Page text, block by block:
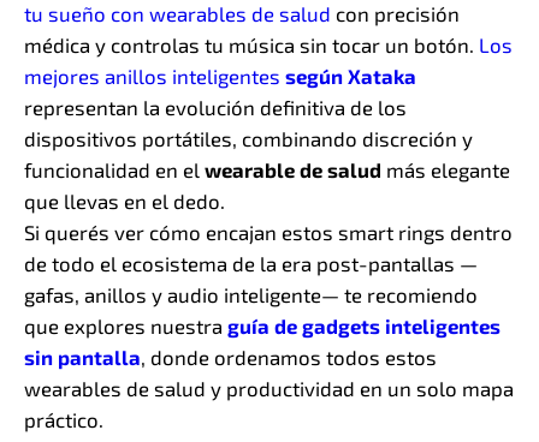
tu sueño con wearables de salud con precisión
médica y controlas tu música sin tocar un botón. Los
mejores anillos inteligentes según Xataka
representan la evolución definitiva de los
dispositivos portátiles, combinando discreción y
funcionalidad en el wearable de salud más elegante
que llevas en el dedo.
Si querés ver cómo encajan estos smart rings dentro
de todo el ecosistema de la era post-pantallas —
gafas, anillos y audio inteligente— te recomiendo
que explores nuestra guía de gadgets inteligentes
sin pantalla, donde ordenamos todos estos
wearables de salud y productividad en un solo mapa
práctico.